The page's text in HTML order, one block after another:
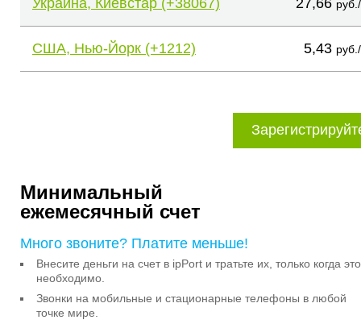
Украина, Киевстар (+38067) 27,66
США, Нью-Йорк (+1212) 5,43
Минимальный
ежемесячный счет
Много звоните? Платите меньше!
Внесите деньги на счет в ipPort и тратьте их, только когда это
необходимо.
Звонки на мобильные и стационарные телефоны в любой
точке мире.